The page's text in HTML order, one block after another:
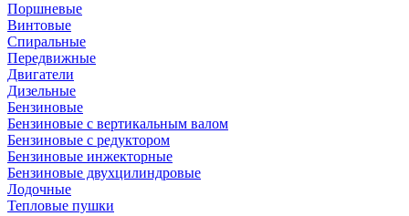
Поршневые
Винтовые
Спиральные
Передвижные
Двигатели
Дизельные
Бензиновые
Бензиновые с вертикальным валом
Бензиновые с редуктором
Бензиновые инжекторные
Бензиновые двухцилиндровые
Лодочные
Тепловые пушки